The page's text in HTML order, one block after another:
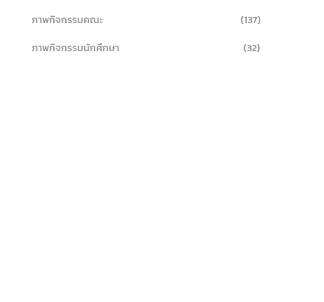
ภาพกิจกรรมคณะ
(137)
ภาพกิจกรรมนักศึกษา
(32)